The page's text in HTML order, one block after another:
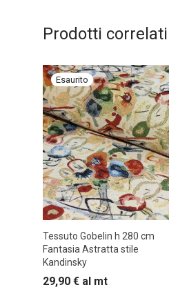
Prodotti correlati
Tessuto Gobelin h 280 cm
Fantasia Astratta stile
Kandinsky
29,90 € al mt